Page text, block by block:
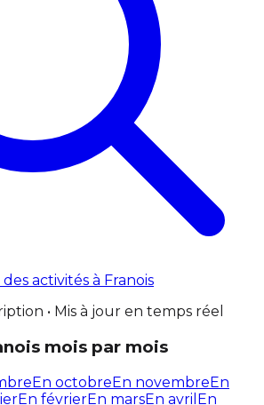
activités à Franois
• Mis à jour en temps réel
mois par mois
En octobreEn novembreEn
En févrierEn marsEn avril En